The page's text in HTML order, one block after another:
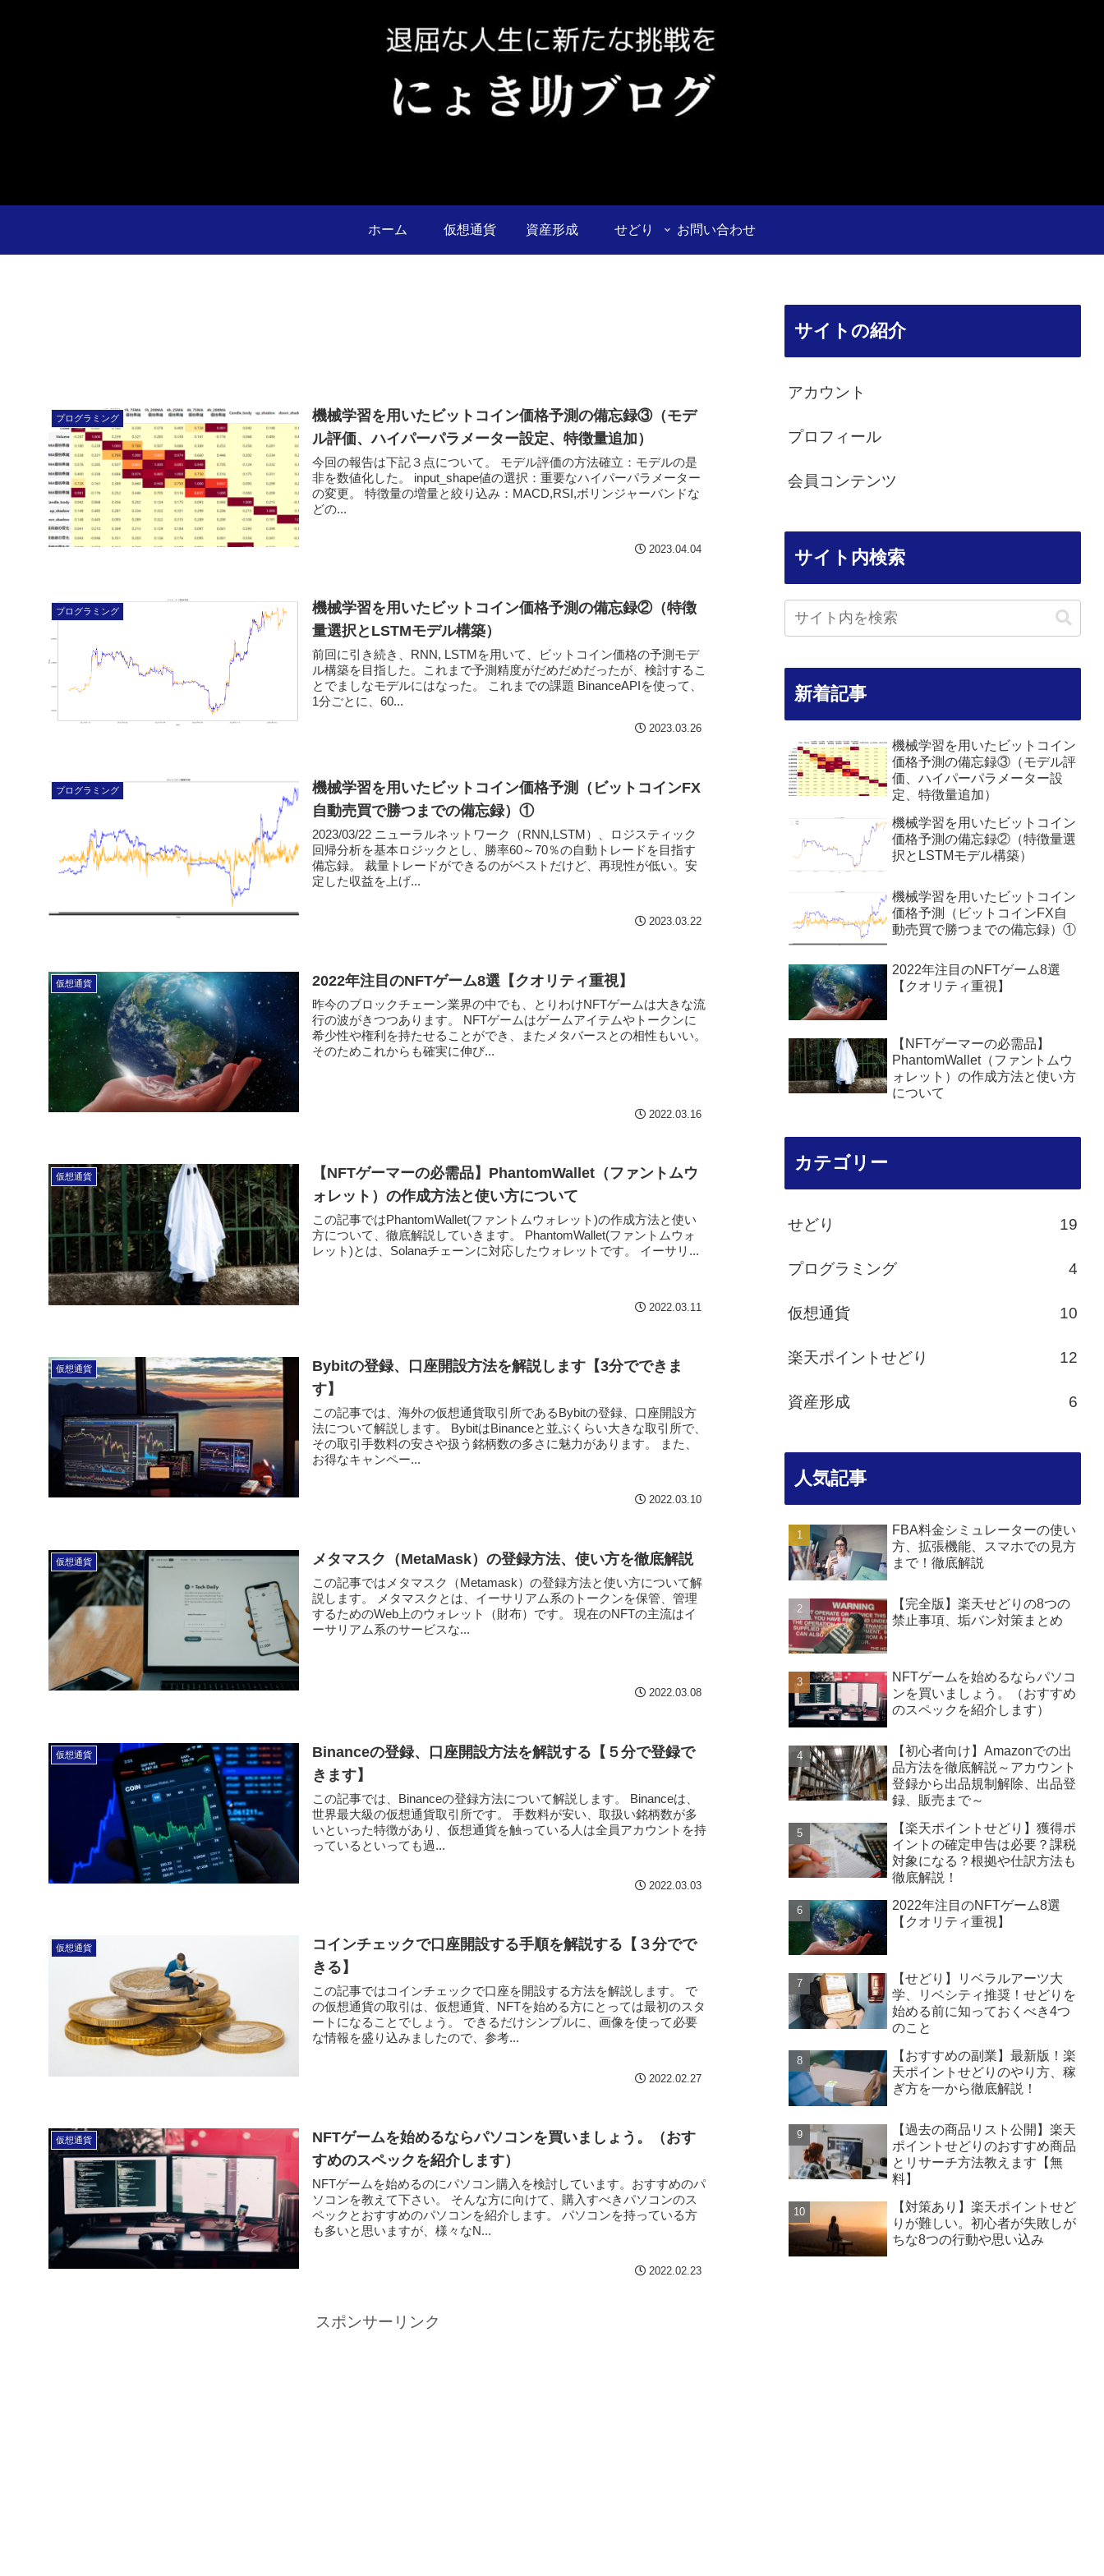
ホーム 仮想通貨 資産形成 せどり お問い合わせ
プログラミング
機械学習を用いたビットコイン価格予測の備忘録③（モデ
ル評価、ハイパーパラメーター設定、特徴量追加）
今回の報告は下記３点について。 モデル評価の方法確立：モデルの是
非を数値化した。 input_shape値の選択：重要なハイパーパラメーター
の変更。 特徴量の増量と絞り込み：MACD,RSI,ボリンジャーバンドな
どの...
2023.04.04
プログラミング
機械学習を用いたビットコイン価格予測の備忘録②（特徴
量選択とLSTMモデル構築）
前回に引き続き、RNN, LSTMを用いて、ビットコイン価格の予測モデ
ル構築を目指した。これまで予測精度がだめだめだったが、検討するこ
とでましなモデルにはなった。 これまでの課題 BinanceAPIを使って、
1分ごとに、60...
2023.03.26
プログラミング
機械学習を用いたビットコイン価格予測（ビットコインFX
自動売買で勝つまでの備忘録）①
2023/03/22 ニューラルネットワーク（RNN,LSTM）、ロジスティック
回帰分析を基本ロジックとし、勝率60～70％の自動トレードを目指す
備忘録。 裁量トレードができるのがベストだけど、再現性が低い。安
定した収益を上げ...
2023.03.22
仮想通貨 2022年注目のNFTゲーム8選【クオリティ重視】
昨今のブロックチェーン業界の中でも、とりわけNFTゲームは大きな流
行の波がきつつあります。 NFTゲームはゲームアイテムやトークンに
希少性や権利を持たせることができ、またメタバースとの相性もいい。
そのためこれからも確実に伸び...
2022.03.16
仮想通貨
【NFTゲーマーの必需品】PhantomWallet（ファントムウ
ォレット）の作成方法と使い方について
この記事ではPhantomWallet(ファントムウォレット)の作成方法と使い
方について、徹底解説していきます。 PhantomWallet(ファントムウォ
レット)とは、Solanaチェーンに対応したウォレットです。 イーサリ...
2022.03.11
仮想通貨
Bybitの登録、口座開設方法を解説します【3分でできま
す】
この記事では、海外の仮想通貨取引所であるBybitの登録、口座開設方
法について解説します。 BybitはBinanceと並ぶくらい大きな取引所で、
その取引手数料の安さや扱う銘柄数の多さに魅力があります。 また、
お得なキャンペー...
2022.03.10
仮想通貨 メタマスク（MetaMask）の登録方法、使い方を徹底解説
この記事ではメタマスク（Metamask）の登録方法と使い方について解
説します。 メタマスクとは、イーサリアム系のトークンを保管、管理
するためのWeb上のウォレット（財布）です。 現在のNFTの主流はイ
ーサリアム系のサービスな...
2022.03.08
仮想通貨
Binanceの登録、口座開設方法を解説する【５分で登録で
きます】
この記事では、Binanceの登録方法について解説します。 Binanceは、
世界最大級の仮想通貨取引所です。 手数料が安い、取扱い銘柄数が多
いといった特徴があり、仮想通貨を触っている人は全員アカウントを持
っているといっても過...
2022.03.03
仮想通貨
コインチェックで口座開設する手順を解説する【３分でで
きる】
この記事ではコインチェックで口座を開設する方法を解説します。 で
の仮想通貨の取引は、仮想通貨、NFTを始める方にとっては最初のスタ
ートになることでしょう。 できるだけシンプルに、画像を使って必要
な情報を盛り込みましたので、参考...
2022.02.27
仮想通貨
NFTゲームを始めるならパソコンを買いましょう。（おす
すめのスペックを紹介します）
NFTゲームを始めるのにパソコン購入を検討しています。おすすめのパ
ソコンを教えて下さい。 そんな方に向けて、購入すべきパソコンのス
ペックとおすすめのパソコンを紹介します。 パソコンを持っている方
も多いと思いますが、様々なN...
2022.02.23
スポンサーリンク
サイトの紹介
アカウント
プロフィール
会員コンテンツ
サイト内検索
新着記事
機械学習を用いたビットコイン
価格予測の備忘録③（モデル評
価、ハイパーパラメーター設
定、特徴量追加）
機械学習を用いたビットコイン
価格予測の備忘録②（特徴量選
択とLSTMモデル構築）
機械学習を用いたビットコイン
価格予測（ビットコインFX自
動売買で勝つまでの備忘録）①
2022年注目のNFTゲーム8選
【クオリティ重視】
【NFTゲーマーの必需品】
PhantomWallet（ファントムウ
ォレット）の作成方法と使い方
について
カテゴリー
せどり 19
プログラミング 4
仮想通貨 10
楽天ポイントせどり 12
資産形成 6
人気記事
FBA料金シミュレーターの使い
方、拡張機能、スマホでの見方
まで！徹底解説
【完全版】楽天せどりの8つの
禁止事項、垢バン対策まとめ
NFTゲームを始めるならパソコ
ンを買いましょう。（おすすめ
のスペックを紹介します）
【初心者向け】Amazonでの出
品方法を徹底解説～アカウント
登録から出品規制解除、出品登
録、販売まで～
【楽天ポイントせどり】獲得ポ
イントの確定申告は必要？課税
対象になる？根拠や仕訳方法も
徹底解説！
2022年注目のNFTゲーム8選
【クオリティ重視】
【せどり】リベラルアーツ大
学、リベシティ推奨！せどりを
始める前に知っておくべき4つ
のこと
【おすすめの副業】最新版！楽
天ポイントせどりのやり方、稼
ぎ方を一から徹底解説！
【過去の商品リスト公開】楽天
ポイントせどりのおすすめ商品
とリサーチ方法教えます【無
料】
【対策あり】楽天ポイントせど
りが難しい。初心者が失敗しが
ちな8つの行動や思い込み